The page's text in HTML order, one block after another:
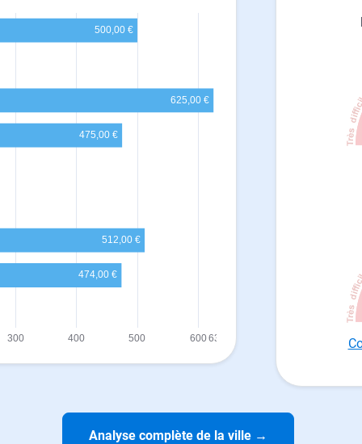
Analyse complète de la ville →